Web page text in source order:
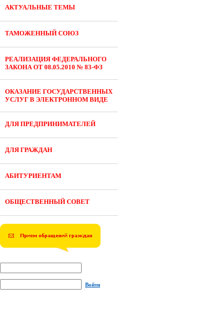
АКТУАЛЬНЫЕ ТЕМЫ
ТАМОЖЕННЫЙ СОЮЗ
РЕАЛИЗАЦИЯ ФЕДЕРАЛЬНОГО
ЗАКОНА ОТ 08.05.2010 № 83-ФЗ
ОКАЗАНИЕ ГОСУДАРСТВЕННЫХ
УСЛУГ В ЭЛЕКТРОННОМ ВИДЕ
ДЛЯ ПРЕДПРИНИМАТЕЛЕЙ
ДЛЯ ГРАЖДАН
АБИТУРИЕНТАМ
ОБЩЕСТВЕННЫЙ СОВЕТ
Войти